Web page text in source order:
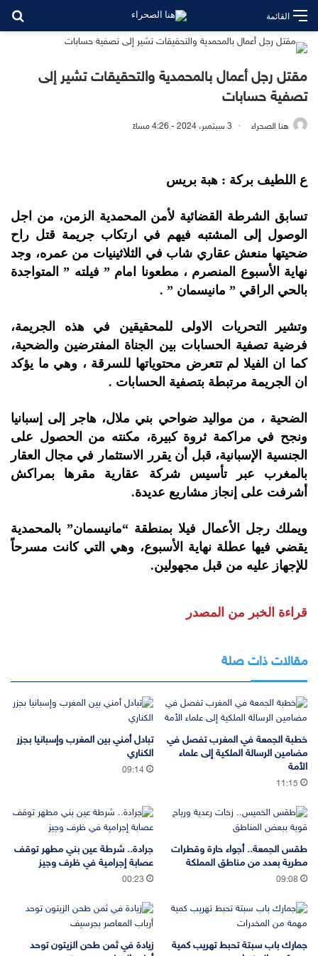
القائمة
مقتل رجل أعمال بالمحمدية والتحقيقات تشير إلى
تصفية حسابات
هنا الصحراء 3 سبتمبر، 2024 - 4:26 مساءً
ع اللطيف بركة : هبة بريس
تسابق الشرطة القضائية لأمن المحمدية الزمن، من اجل
الوصول إلى المشتبه فيهم في ارتكاب جريمة قتل راح
ضحيتها منعش عقاري شاب في الثلاثينيات من عمره، وجد
نهاية الأسبوع المنصرم ، مطعونا امام ” فيلته ” المتواجدة
بالحي الراقي ” مانيسمان ” .
وتشير التحريات الاولى للمحقيقين في هذه الجريمة،
فرضية تصفية الحسابات بين الجناة المفترضين والضحية،
كما ان الفيلا لم تتعرض محتوياتها للسرقة ، وهي ما يؤكد
ان الجريمة مرتبطة بتصفية الحسابات .
الضحية ، من مواليد ضواحي بني ملال، هاجر إلى إسبانيا
ونجح في مراكمة ثروة كبيرة، مكنته من الحصول على
الجنسية الإسبانية، قبل أن يقرر الاستثمار في مجال العقار
بالمغرب عبر تأسيس شركة عقارية مقرها بمراكش
أشرفت على إنجاز مشاريع عديدة.
ويملك رجل الأعمال فيلا بمنطقة “مانیسمان” بالمحمدية
يقضي فيها عطلة نهاية الأسبوع، وهي التي كانت مسرحاً
للإجهاز عليه من قبل مجهولين.
قراءة الخبر من المصدر
مقالات ذات صلة
خطبة الجمعة في المغرب تفصل في
مضامين الرسالة الملكية إلى علماء
الأمة
11:15
تبادل أمني بين المغرب وإسبانيا بجزر
الكناري
09:14
طقس الجمعة.. أجواء حارة وقطرات
مطرية بعدد من مناطق المملكة
09:08
جرادة.. شرطة عين بني مطهر توقف
عصابة إجرامية في ظرف وجيز
00:23
جمارك باب سبتة تحبط تهريب كمية
زيادة في ثمن طحن الزيتون توحد